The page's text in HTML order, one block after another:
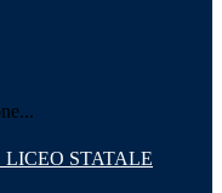
LICEO STATALE